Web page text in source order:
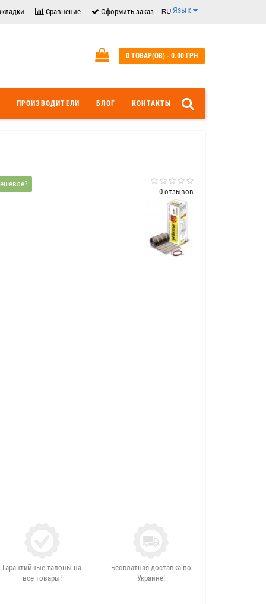
Сравнение Оформить заказ Язык
0 ТОВАР(ОВ) - 0.00 ГРН
ПРОИЗВОДИТЕЛИ БЛОГ КОНТАКТЫ
0 отзывов
Гарантийные талоны на
все товары!
Бесплатная доставка по
Украине!